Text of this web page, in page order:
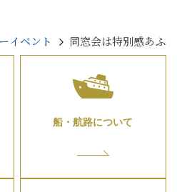
イベント 同窓会は特別感あふ
船・航路について